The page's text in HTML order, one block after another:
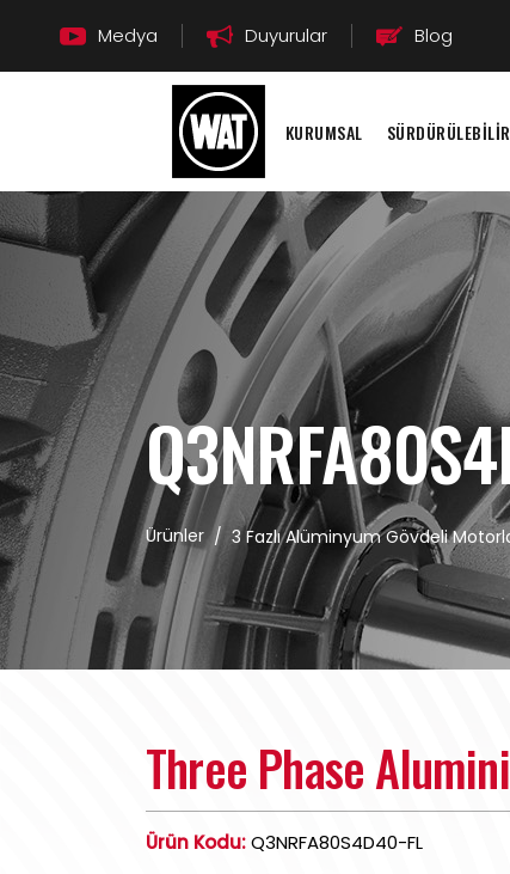
Medya Duyurular Blog
KURUMSAL
Ürünler/ 3 Fazlı Alüminyum Gövdeli
Three Phase
Ürün Kodu:Q3NRFA80S4D40-FL